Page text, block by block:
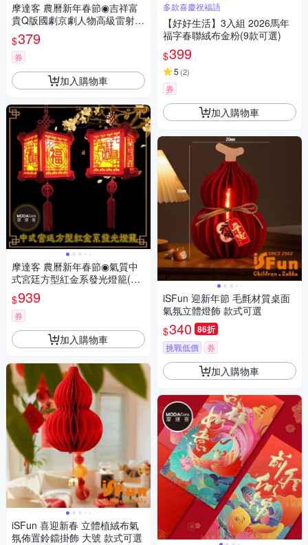
摩達客 農曆新年春節◉吉祥富
貴Q版國劇京劇人物高級雷射紙
卡紅包袋套組(8入)
$379
券
加入購物車
摩達客 農曆新年春節◉氣質中
式宮廷方型紅金系發光燈籠(福
+吉祥如意)2入組
$939
券
加入購物車
iSFun 喜迎新春 立體植絨布氣
氛佈置鈴鐺掛飾 大號 款式可選
多款喜慶祝福語
【好好生活】3入組 2026馬年
福字春聯絨布金粉(9款可選)
$399
5 (2)
券
加入購物車
iSFun 迎新年節 毛氈材質桌面
氣氛立體燈飾 款式可選
$340 86折
挑戰低價 券
加入購物車